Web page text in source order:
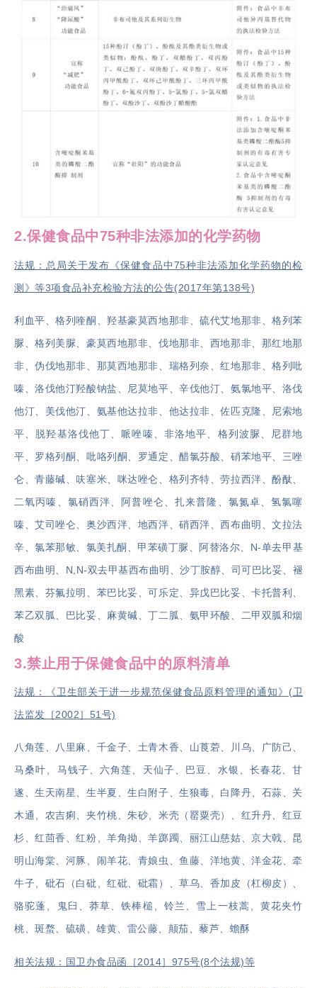
2.保健食品中75种非法添加的化学药物
法规：总局关于发布《保健食品中75种非法添加化学药物的检
测》等3项食品补充检验方法的公告(2017年第138号)
利血平、格列喹酮、羟基豪莫西地那非、硫代艾地那非、格列苯
脲、格列美脲、豪莫西地那非、伐地那非、西地那非、那红地那
非、伪伐地那非、那莫西地那非、瑞格列奈、红地那非、格列吡
嗪、洛伐他汀羟酸钠盐、尼莫地平、辛伐他汀、氨氯地平、洛伐
他汀、美伐他汀、氨基他达拉非、他达拉非、佐匹克隆、尼索地
平、脱羟基洛伐他丁、哌唑嗪、非洛地平、格列波脲、尼群地
平、罗格列酮、吡咯列酮、罗通定、醋氯芬酸、硝苯地平、三唑
仑、青藤碱、呋塞米、咪达唑仑、格列齐特、劳拉西泮、酚酞、
二氧丙嗪、氯硝西泮、阿普唑仑、扎来普隆、氯氮卓、氢氯噻
嗪、艾司唑仑、奥沙西泮、地西泮、硝西泮、西布曲明、文拉法
辛、氯苯那敏、氯美扎酮、甲苯磺丁脲、阿替洛尔、N-单去甲基
西布曲明、N,N-双去甲基西布曲明、沙丁胺醇、司可巴比妥、褪
黑素、芬氟拉明、苯巴比妥、可乐定、异戊巴比妥、卡托普利、
苯乙双胍、巴比妥、麻黄碱、丁二胍、氨甲环酸、二甲双胍和烟
酸
3.禁止用于保健食品中的原料清单
法规：《卫生部关于进一步规范保健食品原料管理的通知》(卫
法监发［2002］51号)
八角莲、八里麻、千金子、土青木香、山莨菪、川乌、广防己、
马桑叶、马钱子、六角莲、天仙子、巴豆、水银、长春花、甘
遂、生天南星、生半夏、生白附子、生狼毒、白降丹、石蒜、关
木通、农吉痢、夹竹桃、朱砂、米壳（罂粟壳）、红升丹、红豆
杉、红茴香、红粉、羊角拗、羊踯躅、丽江山慈姑、京大戟、昆
明山海棠、河豚、闹羊花、青娘虫、鱼藤、洋地黄、洋金花、牵
牛子、砒石（白砒、红砒、砒霜）、草乌、香加皮（杠柳皮）、
骆驼蓬、鬼臼、莽草、铁棒槌、铃兰、雪上一枝蒿、黄花夹竹
桃、斑蝥、硫磺、雄黄、雷公藤、颠茄、藜芦、蟾酥
相关法规：国卫办食品函［2014］975号(8个法规)等